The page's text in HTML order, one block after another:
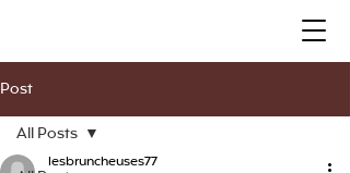
Post
All Posts
lesbruncheuses77